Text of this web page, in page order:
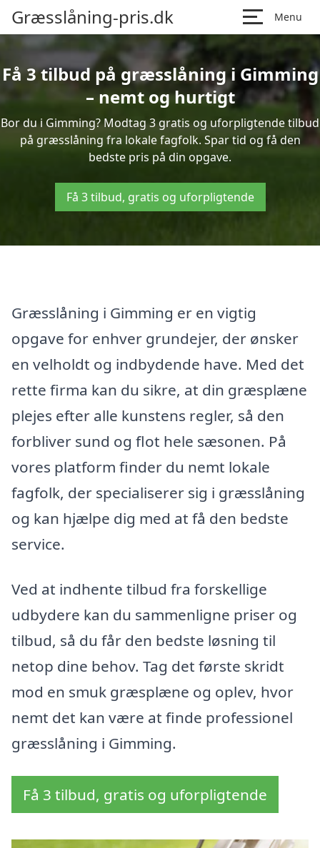
Græsslåning-pris.dk Menu
Få 3 tilbud på græsslåning i Gimming
– nemt og hurtigt
Bor du i Gimming? Modtag 3 gratis og uforpligtende tilbud
på græsslåning fra lokale fagfolk. Spar tid og få den
bedste pris på din opgave.
Få 3 tilbud, gratis og uforpligtende
Græsslåning i Gimming er en vigtig
opgave for enhver grundejer, der ønsker
en velholdt og indbydende have. Med det
rette firma kan du sikre, at din græsplæne
plejes efter alle kunstens regler, så den
forbliver sund og flot hele sæsonen. På
vores platform finder du nemt lokale
fagfolk, der specialiserer sig i græsslåning
og kan hjælpe dig med at få den bedste
service.
Ved at indhente tilbud fra forskellige
udbydere kan du sammenligne priser og
tilbud, så du får den bedste løsning til
netop dine behov. Tag det første skridt
mod en smuk græsplæne og oplev, hvor
nemt det kan være at finde professionel
græsslåning i Gimming.
Få 3 tilbud, gratis og uforpligtende